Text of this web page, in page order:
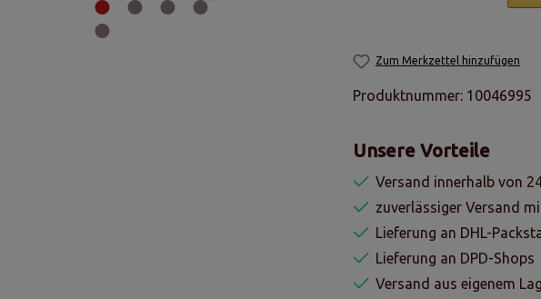
Zum Merkzettel hinzufügen
Produktnummer: 10046995
Unsere Vorteile
Versand innerhalb von
zuverlässiger Versand
Lieferung an DHL-
Lieferung an DPD-Shops
Versand aus eigenem